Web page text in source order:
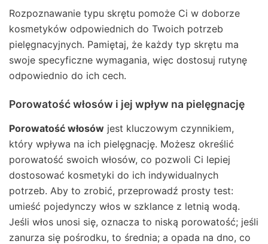
Rozpoznawanie typu skrętu pomoże Ci w doborze
kosmetyków odpowiednich do Twoich potrzeb
pielęgnacyjnych. Pamiętaj, że każdy typ skrętu ma
swoje specyficzne wymagania, więc dostosuj rutynę
odpowiednio do ich cech.
Porowatość włosów i jej wpływ na pielęgnację
Porowatość włosów jest kluczowym czynnikiem,
który wpływa na ich pielęgnację. Możesz określić
porowatość swoich włosów, co pozwoli Ci lepiej
dostosować kosmetyki do ich indywidualnych
potrzeb. Aby to zrobić, przeprowadź prosty test:
umieść pojedynczy włos w szklance z letnią wodą.
Jeśli włos unosi się, oznacza to niską porowatość; jeśli
zanurza się pośrodku, to średnia; a opada na dno, co